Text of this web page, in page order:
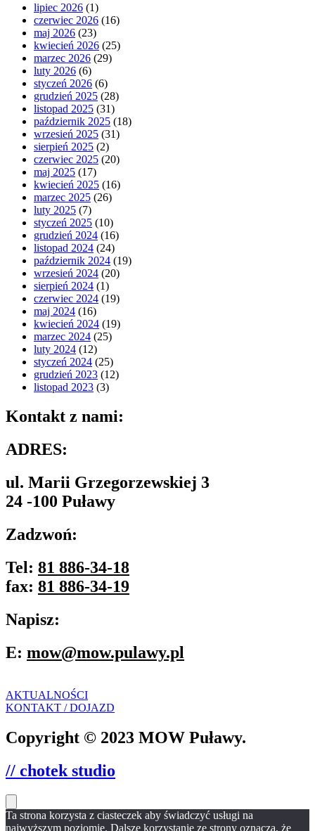
lipiec 2026 (1)
czerwiec 2026 (16)
maj 2026 (23)
kwiecień 2026 (25)
marzec 2026 (29)
luty 2026 (6)
styczeń 2026 (6)
grudzień 2025 (28)
listopad 2025 (31)
październik 2025 (18)
wrzesień 2025 (31)
sierpień 2025 (2)
czerwiec 2025 (20)
maj 2025 (17)
kwiecień 2025 (16)
marzec 2025 (26)
luty 2025 (7)
styczeń 2025 (10)
grudzień 2024 (16)
listopad 2024 (24)
październik 2024 (19)
wrzesień 2024 (20)
sierpień 2024 (1)
czerwiec 2024 (19)
maj 2024 (16)
kwiecień 2024 (19)
marzec 2024 (25)
luty 2024 (12)
styczeń 2024 (25)
grudzień 2023 (12)
listopad 2023 (3)
Kontakt z nami:
ADRES:
ul. Marii Grzegorzewskiej 3
24 -100 Puławy
Zadzwoń:
Tel: 81 886-34-18
fax: 81 886-34-19
Napisz:
E: mow@mow.pulawy.pl
AKTUALNOŚCI
KONTAKT / DOJAZD
Copyright © 2023 MOW Puławy.
// chotek studio
Ta strona korzysta z ciasteczek aby świadczyć usługi na
najwyższym poziomie. Dalsze korzystanie ze strony oznacza, że